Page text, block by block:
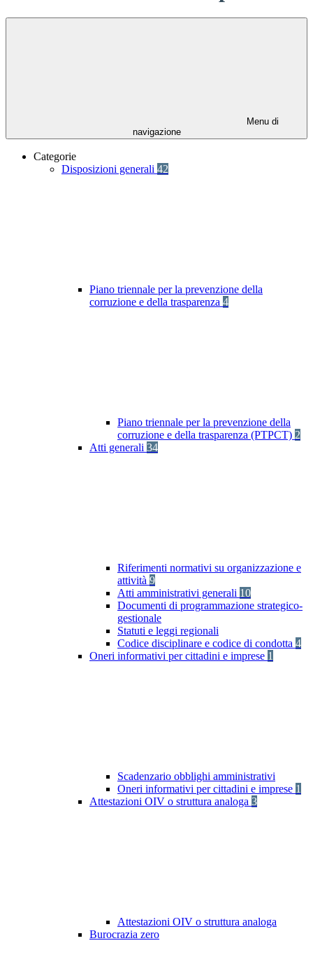
Menu di
navigazione
Categorie
Disposizioni generali 42
Piano triennale per la prevenzione della
corruzione e della trasparenza 4
Piano triennale per la prevenzione della
corruzione e della trasparenza (PTPCT) 2
Atti generali 34
Riferimenti normativi su organizzazione e
attività 9
Atti amministrativi generali 10
Documenti di programmazione strategico-
gestionale
Statuti e leggi regionali
Codice disciplinare e codice di condotta 4
Oneri informativi per cittadini e imprese 1
Scadenzario obblighi amministrativi
Oneri informativi per cittadini e imprese 1
Attestazioni OIV o struttura analoga 3
Attestazioni OIV o struttura analoga
Burocrazia zero